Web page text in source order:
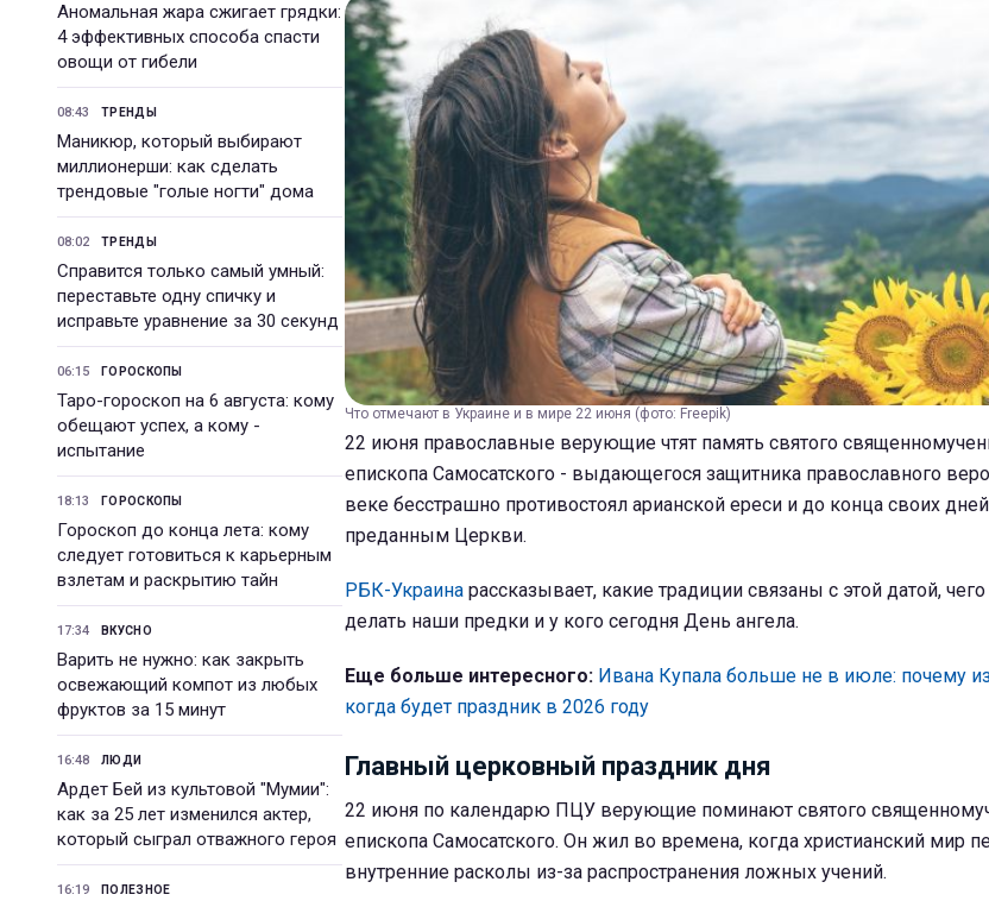
Аномальная жара сжигает грядки:
4 эффективных способа спасти
овощи от гибели
08:43 ТРЕНДЫ
Маникюр, который выбирают
миллионерши: как сделать
трендовые "голые ногти" дома
08:02 ТРЕНДЫ
Справится только самый умный:
переставьте одну спичку и
исправьте уравнение за 30 секунд
06:15 ГОРОСКОПЫ
Таро-гороскоп на 6 августа: кому
обещают успех, а кому -
испытание
18:13 ГОРОСКОПЫ
Гороскоп до конца лета: кому
следует готовиться к карьерным
взлетам и раскрытию тайн
17:34 ВКУСНО
Варить не нужно: как закрыть
освежающий компот из любых
фруктов за 15 минут
16:48 ЛЮДИ
Ардет Бей из культовой "Мумии":
как за 25 лет изменился актер,
который сыграл отважного героя
16:19 ПОЛЕЗНОЕ
Что отмечают в Украине и в мире 22 июня (фото: Freepik)
22 июня православные верующие чтят память святого
епископа Самосатского - выдающегося защитника православного
веке бесстрашно противостоял арианской ереси и до конца своих
преданным Церкви.
РБК-Украина рассказывает, какие традиции связаны с этой датой,
делать наши предки и у кого сегодня День ангела.
Еще больше интересного: Ивана Купала больше не в июле: почему
когда будет праздник в 2026 году
Главный церковный праздник дня
22 июня по календарю ПЦУ верующие поминают святого
епископа Самосатского. Он жил во времена, когда христианский мир
внутренние расколы из-за распространения ложных учений.